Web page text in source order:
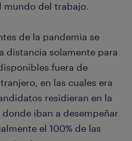
mundo del trabajo.
de la pandemia se
distancia solamente para
fuera de
en las cuales era
residieran en la
iban a desempeñar
el 100% de las